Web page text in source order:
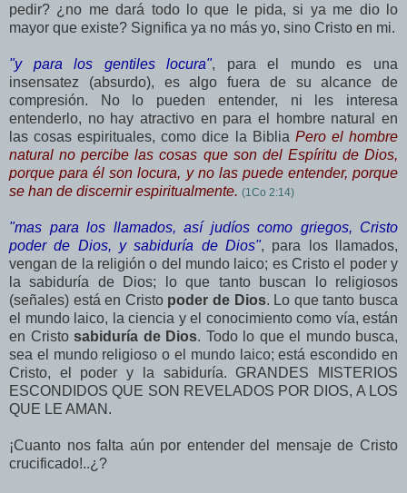
pedir? ¿no me dará todo lo que le pida, si ya me diolo
mayor que existe? Significa ya no más yo, sino Cristo en mi.
"y para los gentiles locura", para el mundo es una
insensatez (absurdo), es algo fuera de su alcance de
compresión. No lo pueden entender, ni les interesa
entenderlo, no hay atractivo en para el hombre natural en
las cosas espirituales, como dice la Biblia Pero el hombre
natural no percibe las cosas que son del Espíritu de Dios,
porque para él son locura, y no las puede entender, porque
se han de discernir espiritualmente. (1 Co 2:14)
"mas para los llamados, así judíos como griegos, Cristo
poder de Dios, y sabiduría de Dios", para los llamados,
vengan de la religión o del mundo laico; es Cristo el poder y
la sabiduría de Dios; lo que tanto buscan lo religiosos
(señales) está en Cristo poder de Dios. Lo que tanto busca
el mundo laico, la ciencia y el conocimiento como vía, están
en Cristo sabiduría de Dios. Todo lo que el mundo busca,
sea el mundo religioso o el mundo laico; está escondido en
Cristo, el poder y la sabiduría. GRANDES
MISTERIOS
ESCONDIDOS QUE SON REVELADOS POR DIOS, A LOS
QUE LE AMAN.
¡Cuanto nos falta aún por entender del mensaje de Cristo
crucificado!..¿?